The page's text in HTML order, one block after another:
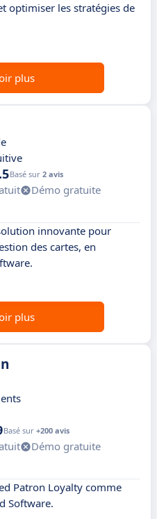
optimiser les stratégies de
plus
Basé sur 2 avis
Démo gratuite
innovante pour
des cartes, en
plus
Basé sur +200 avis
Démo gratuite
Patron Loyalty comme
Software.